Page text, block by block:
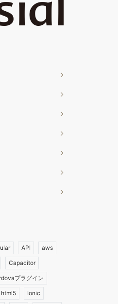
API aws
Capacitor
プラグイン
html5 Ionic